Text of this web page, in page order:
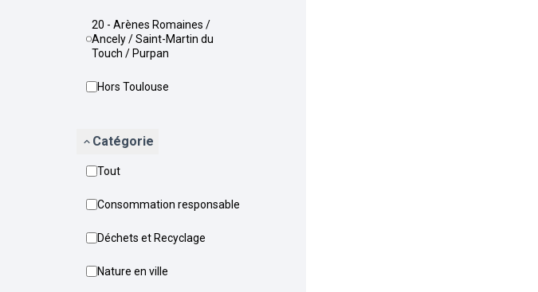
20 - Arènes Romaines /
Ancely / Saint-Martin du
Touch / Purpan
Hors Toulouse
Catégorie
Tout
Consommation responsable
Déchets et Recyclage
Nature en ville